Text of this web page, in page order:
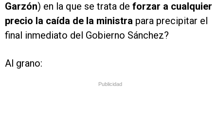
Garzón) en la que se trata de forzar a cualquier
precio la caída de la ministra para precipitar el
final inmediato del Gobierno Sánchez?
Al grano:
Publicidad